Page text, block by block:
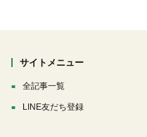
サイトメニュー
全記事一覧
LINE友だち登録